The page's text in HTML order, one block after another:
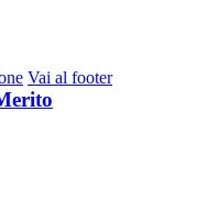
Vai al footer